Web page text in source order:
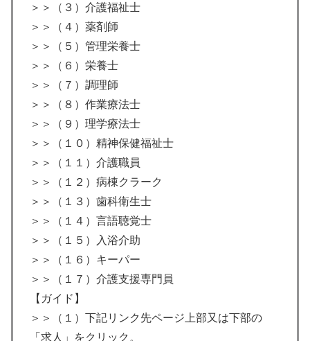
＞＞（３）介護福祉士
＞＞（４）薬剤師
＞＞（５）管理栄養士
＞＞（６）栄養士
＞＞（７）調理師
＞＞（８）作業療法士
＞＞（９）理学療法士
＞＞（１０）精神保健福祉士
＞＞（１１）介護職員
＞＞（１２）病棟クラーク
＞＞（１３）歯科衛生士
＞＞（１４）言語聴覚士
＞＞（１５）入浴介助
＞＞（１６）キーパー
＞＞（１７）介護支援専門員
【ガイド】
＞＞（１）下記リンク先ページ上部又は下部の
「求人」をクリック。